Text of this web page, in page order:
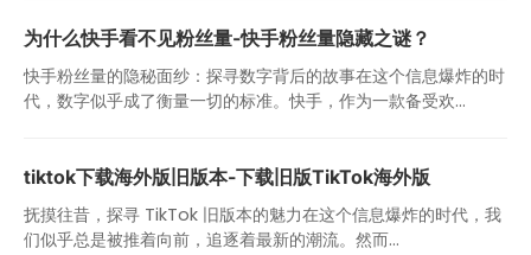
为什么快手看不见粉丝量-快手粉丝量隐藏之谜？
快手粉丝量的隐秘面纱：探寻数字背后的故事在这个信息爆炸的时
代，数字似乎成了衡量一切的标准。快手，作为一款备受欢...
tiktok下载海外版旧版本-下载旧版TikTok海外版
抚摸往昔，探寻 TikTok 旧版本的魅力在这个信息爆炸的时代，我
们似乎总是被推着向前，追逐着最新的潮流。然而...